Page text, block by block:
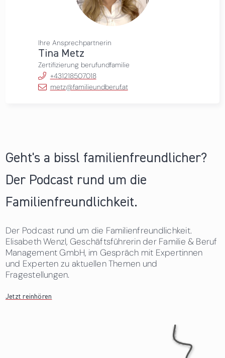
Ihre Ansprechpartnerin
Tina Metz
Zertifizierung berufundfamilie
+431218507018
metz@familieundberuf.at
Geht's a bissl familienfreundlicher?
Der Podcast rund um die
Familienfreundlichkeit.
Der Podcast rund um die Familienfreundlichkeit.
Elisabeth Wenzl, Geschäftsführerin der Familie & Beruf
Management GmbH, im Gespräch mit Expertinnen
und Experten zu aktuellen Themen und
Fragestellungen.
Jetzt reinhören